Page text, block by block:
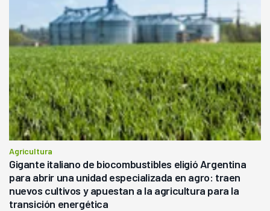
Agricultura
Gigante italiano de biocombustibles eligió Argentina
para abrir una unidad especializada en agro: traen
nuevos cultivos y apuestan a la agricultura para la
transición energética